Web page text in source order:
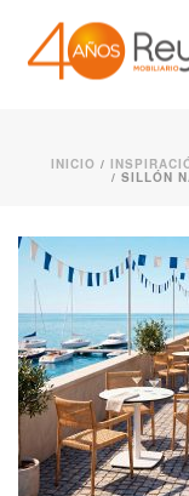
INICIO /
/ SILLÓN